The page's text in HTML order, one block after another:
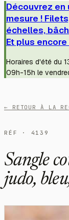
Découvrez
mesure !
échelles,
Et plus
Horaires d'été du
09h-15h le
← RETOUR À LA
RÉF · 4139
Sangle
judo,